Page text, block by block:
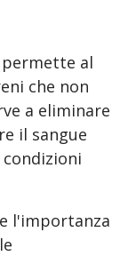
permette al
che non
a eliminare
il sangue
l'importanza